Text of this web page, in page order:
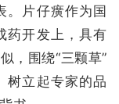
。片仔癀作为国
药开发上，具有
，围绕“三颗草”
树立起专家的品